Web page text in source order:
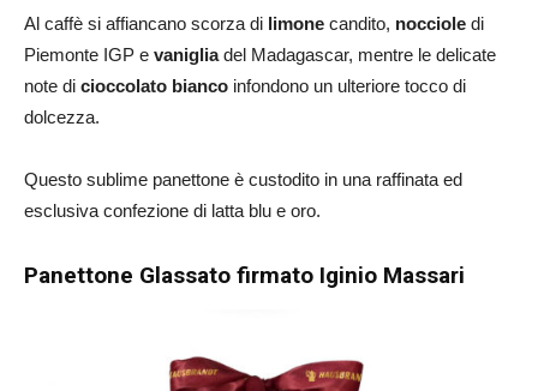
Al caffè si affiancano scorza di limone candito, nocciole di
Piemonte IGP e vanigliadel Madagascar, mentre le delicate
note di cioccolato bianco infondono un ulteriore tocco di
dolcezza.
Questo sublime panettone è custodito in una raffinata ed
esclusiva confezione di latta blu e oro.
Panettone Glassato firmato Iginio Massari